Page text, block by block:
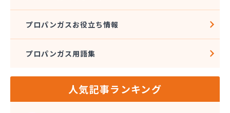
プロパンガスお役立ち情報
プロパンガス用語集
人気記事ランキング